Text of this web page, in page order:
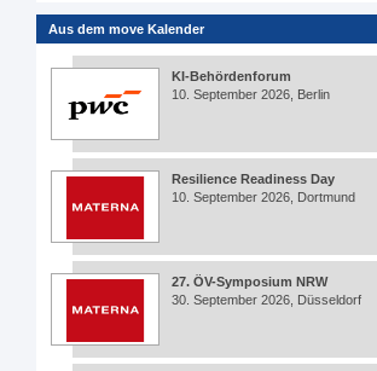
Aus dem move Kalender
KI-Behördenforum
10. September 2026, Berlin
Resilience Readiness Day
10. September 2026, Dortmund
27. ÖV-Symposium NRW
30. September 2026, Düsseldorf